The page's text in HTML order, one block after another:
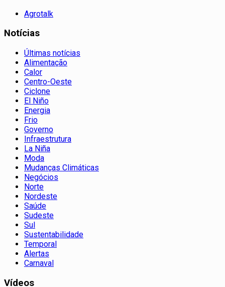
Agrotalk
Notícias
Últimas notícias
Alimentação
Calor
Centro-Oeste
Ciclone
El Niño
Energia
Frio
Governo
Infraestrutura
La Niña
Moda
Mudanças Climáticas
Negócios
Norte
Nordeste
Saúde
Sudeste
Sul
Sustentabilidade
Temporal
Alertas
Carnaval
Vídeos